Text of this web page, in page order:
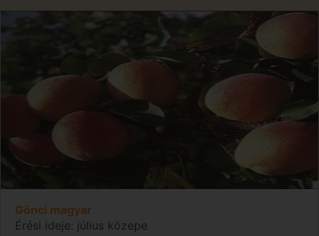
Gönci magyar
Érési ideje: július közepe